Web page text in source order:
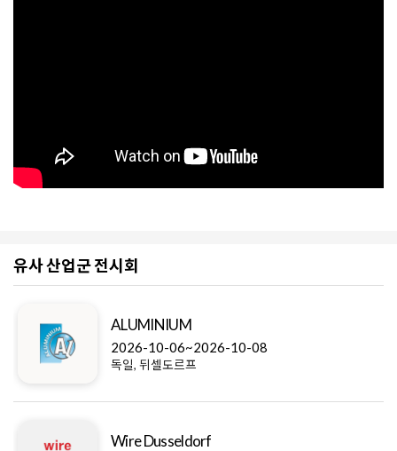
유사 산업군 전시회
ALUMINIUM
2026-10-06~2026-10-08
독일, 뒤셀도르프
Wire Dusseldorf